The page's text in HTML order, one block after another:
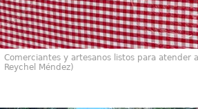
Comerciantes y artesanos listos para atender
Reychel Méndez)